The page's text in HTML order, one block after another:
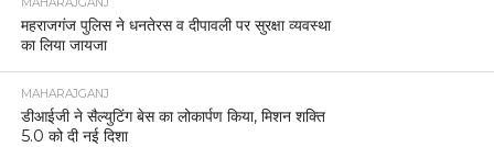
MAHARAJGANJ
महराजगंज पुलिस ने धनतेरस व दीपावली पर सुरक्षा व्यवस्था
का लिया जायजा
MAHARAJGANJ
डीआईजी ने सैल्युटिंग बेस का लोकार्पण किया, मिशन शक्ति
5.0 को दी नई दिशा